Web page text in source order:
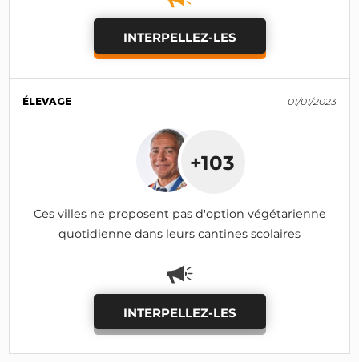
INTERPELLEZ-LES
ÉLEVAGE 01/01/2023
+103
Ces villes ne proposent pas d'option végétarienne
quotidienne dans leurs cantines scolaires
INTERPELLEZ-LES